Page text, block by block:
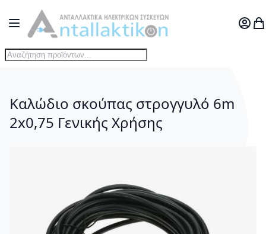
Μετάβαση στο περιεχόμενο
Toggle Nav
Ο
Καλώδιο σκούπας στρογγυλό 6m
2x0,75 Γενικής Χρήσης